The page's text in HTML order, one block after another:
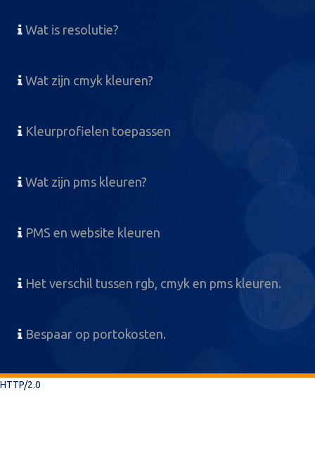
Wat is resolutie?
Wat zijn cmyk kleuren?
Kleurprofielen toepassen
Wat zijn pms kleuren?
PMS en website kleuren
Het verschil tussen rgb, cmyk en pms kleuren.
Bespaar op portokosten.
HTTP/2.0